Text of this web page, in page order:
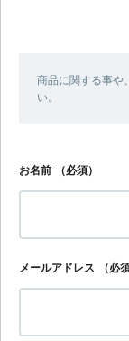
商品に関する事や
い。
お名前 （必須）
メールアドレス （必